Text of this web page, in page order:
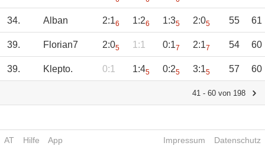
34. Alban 2:16 1:26 1:35 2:05 55 61
39. Florian7 2:05 1:1 0:17 2:17 54 60
39. Klepto. 0:1 1:45 0:25 3:15 57 60
41 - 60 von 198
AT Hilfe App Impressum Datenschutz